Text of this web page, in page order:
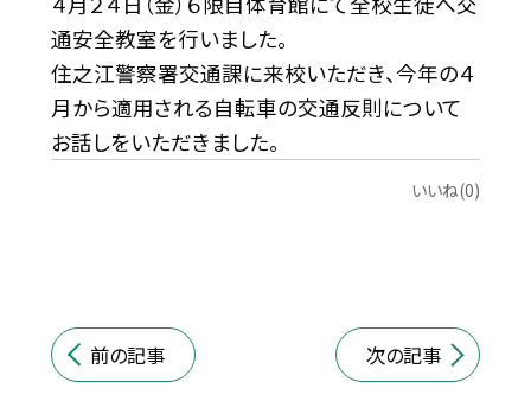
通安全教室を行いました。
住之江警察署交通課に来校いただき、今年の４
月から適用される自転車の交通反則について
お話しをいただきました。
いいね(0)
前の記事 次の記事